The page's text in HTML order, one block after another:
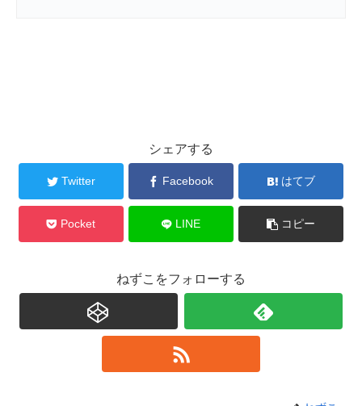
シェアする
Twitter Facebook はてブ
Pocket LINE コピー
ねずこをフォローする